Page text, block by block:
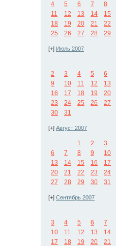
4
5 6 7 8
11
12 13 14 15
18
19 20 21 22
25
26 27 28 29
[+] Июль 2007
2
3 4 5 6
9
10 11 12 13
16
17 18 19 20
23
24 25 26 27
30
31
[+] Август 2007
1 2 3
6
7 8 9 10
13
14 15 16 17
20
21 22 23 24
27
28 29 30 31
[+] Сентябрь 2007
3
4 5 6 7
10
11 12 13 14
17
18 19 20 21